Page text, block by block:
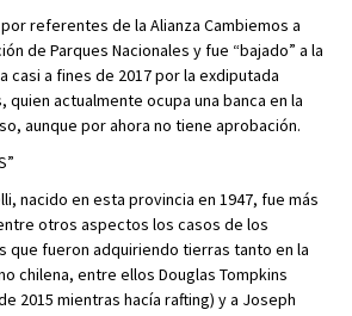
referentes de la Alianza Cambiemos a
de Parques Nacionales y fue “bajado” a la
casi a fines de 2017 por la exdiputada
quien actualmente ocupa una banca en la
aunque por ahora no tiene aprobación.
nacido en esta provincia en 1947, fue más
otros aspectos los casos de los
que fueron adquiriendo tierras tanto en la
chilena, entre ellos Douglas Tompkins
2015 mientras hacía rafting) y a Joseph